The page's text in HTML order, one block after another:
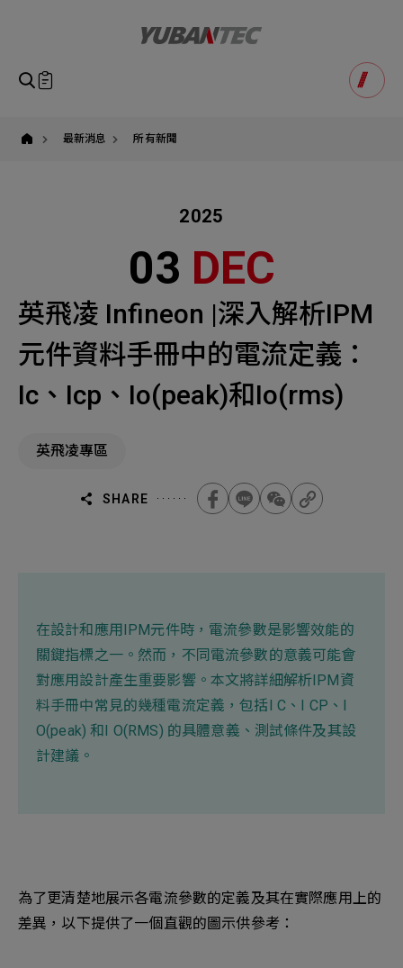
關於我們
最新消息
聯絡我們
Machinery Materials
機材事業群
Electronics
電子事業群
最新消息 所有新聞
2025
03 DEC
英飛凌 Infineon |深入解析IPM
元件資料手冊中的電流定義：
Ic、Icp、Io(peak)和Io(rms)
英飛凌專區
SHARE
在設計和應用IPM元件時，電流參數是影響效能的
關鍵指標之一。然而，不同電流參數的意義可能會
對應用設計產生重要影響。本文將詳細解析IPM資
料手冊中常見的幾種電流定義，包括I C、I CP、I
O(peak) 和I O(RMS) 的具體意義、測試條件及其設
計建議。
為了更清楚地展示各電流參數的定義及其在實際應用上的
差異，以下提供了一個直觀的圖示供參考：
如您有興趣得產品想要了解，請填寫以下表單，我們誠摯
STEP
Select 選擇諮詢產品
Machinery Materials
機材事業群
Total
無諮詢項目 請點擊按鈕新增要諮詢的項目
Electronics Business
電子事業群
Total
無諮詢項目 請點擊按鈕新增要諮詢的項目
即將送出諮詢表單
聯繫電話
Email
主旨
其他問題
Projects Consulted